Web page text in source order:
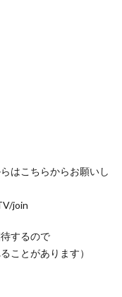
はこちらからお願いし
join
するので
ことがあります）